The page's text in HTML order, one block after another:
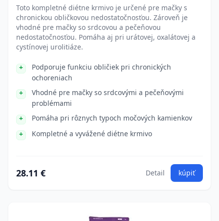
Toto kompletné diétne krmivo je určené pre mačky s
chronickou obličkovou nedostatočnosťou. Zároveň je
vhodné pre mačky so srdcovou a pečeňovou
nedostatočnosťou. Pomáha aj pri urátovej, oxalátovej a
cystínovej urolitiáze.
Podporuje funkciu obličiek pri chronických
ochoreniach
Vhodné pre mačky so srdcovými a pečeňovými
problémami
Pomáha pri rôznych typoch močových kamienkov
Kompletné a vyvážené diétne krmivo
28.11 € Detail kúpiť